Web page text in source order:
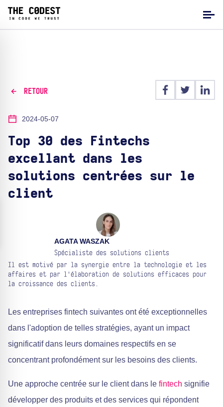
RETOUR
2024-05-07
Top 30 des Fintechs
excellant dans les
solutions centrées sur le
client
AGATA WASZAK
Spécialiste des solutions clients
Il est motivé par la synergie entre la technologie et les
affaires et par l'élaboration de solutions efficaces pour
la croissance des clients.
Les entreprises fintech suivantes ont été exceptionnelles
dans l'adoption de telles stratégies, ayant un impact
significatif dans leurs domaines respectifs en se
concentrant profondément sur les besoins des clients.
Une approche centrée sur le client dans le fintech signifie
développer des produits et des services qui répondent